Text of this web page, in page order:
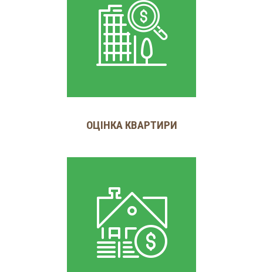
ОЦІНКА КВАРТИРИ